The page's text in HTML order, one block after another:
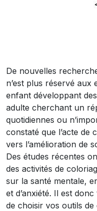
De nouvelles
n’est plus réservé
enfant développant
adulte cherchant un
quotidiennes ou
constaté que l’acte
vers l’amélioration de
Des études récentes
des activités de
sur la santé mentale,
et d’anxiété. Il est
de choisir vos outils